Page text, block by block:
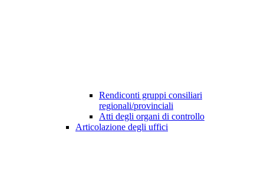
Rendiconti gruppi consiliari
regionali/provinciali
Atti degli organi di controllo
Articolazione degli uffici